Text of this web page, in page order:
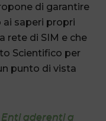
di garantire
saperi propri
rete di SIM e che
Scientifico per
punto di vista
Enti aderenti a